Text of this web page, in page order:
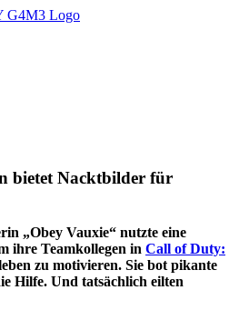
bietet Nacktbilder für
„Obey Vauxie“ nutzte eine
ihre Teamkollegen in Call of Duty:
zu motivieren. Sie bot pikante
Hilfe. Und tatsächlich eilten